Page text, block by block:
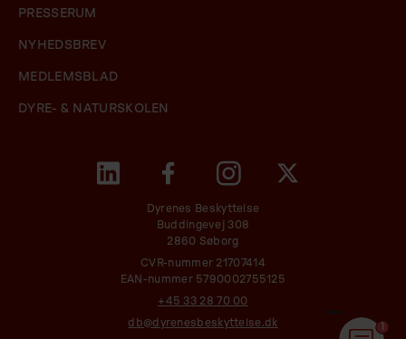
PRESSERUM
NYHEDSBREV
MEDLEMSBLAD
DYRE- & NATURSKOLEN
Dyrenes Beskyttelse
Buddingevej 308
2860 Søborg
CVR-nummer 21707414
EAN-nummer 5790002755125
+45 33 28 70 00
db@dyrenesbeskyttelse.dk
1